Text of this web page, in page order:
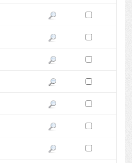
Pokaż podgląd wersji z dnia
Zaznacz wersję do
Pokaż podgląd wersji z dnia
Zaznacz wersję do
Pokaż podgląd wersji z dnia
Zaznacz wersję do
Pokaż podgląd wersji z dnia
Zaznacz wersję do
Pokaż podgląd wersji z dnia
Zaznacz wersję do
Pokaż podgląd wersji z dnia
Zaznacz wersję do
Pokaż podgląd wersji z dnia
Zaznacz wersję do